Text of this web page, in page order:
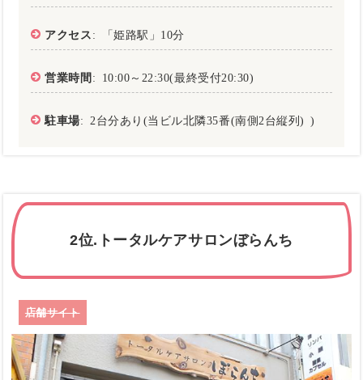
アクセス : 「姫路駅」10分
営業時間: 10:00～22:30(最終受付20:30)
駐車場: 2台分あり(当ビル北隣35番(南側2台縦列) )
2位.トータルケアサロンぼらんち
店舗サイト